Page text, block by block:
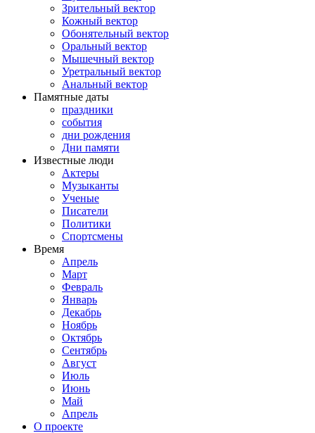
Зрительный вектор
Кожный вектор
Обонятельный вектор
Оральный вектор
Мышечный вектор
Уретральный вектор
Анальный вектор
Памятные даты
праздники
события
дни рождения
Дни памяти
Известные люди
Актеры
Музыканты
Ученые
Писатели
Политики
Спортсмены
Время
Апрель
Март
Февраль
Январь
Декабрь
Ноябрь
Октябрь
Сентябрь
Август
Июль
Июнь
Май
Апрель
О проекте